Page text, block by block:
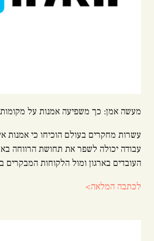
מעשה אמן: כך משפיעה אמנות על מקומות
עשרות מחקרים בעולם הוכיחו כי אמנות
עבודה יכולה לשפר את תחושת הרווחה
העובדים בארגון ומול הלקוחות המבקרים
לכתבה המלאה>